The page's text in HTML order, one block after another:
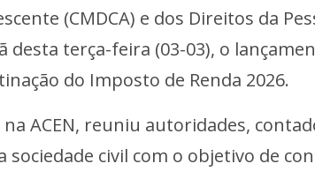
(CMDCA) e dos Direitos da
desta terça-feira (03-03), o
do Imposto de Renda 2026.
ACEN, reuniu autoridades,
sociedade civil com o objetivo de